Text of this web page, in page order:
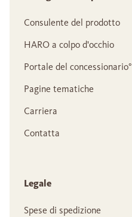
Consulente del prodotto
HARO a colpo d'occhio
Portale del concessionario°
Pagine tematiche
Carriera
Contatta
Legale
Spese di spedizione